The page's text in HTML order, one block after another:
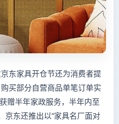
东家具开仓节还为消费者提
买部分自营商品单笔订单实
赠半年家政服务，半年内至
京东还推出以“家具名厂面对